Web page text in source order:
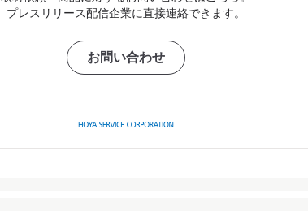
プレスリリース配信企業に直接連絡できます。
お問い合わせ